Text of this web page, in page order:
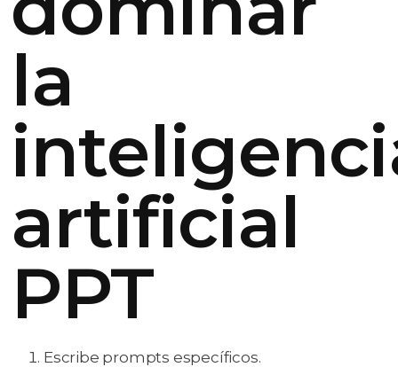
la
artificial
PPT
Escribe prompts específicos.